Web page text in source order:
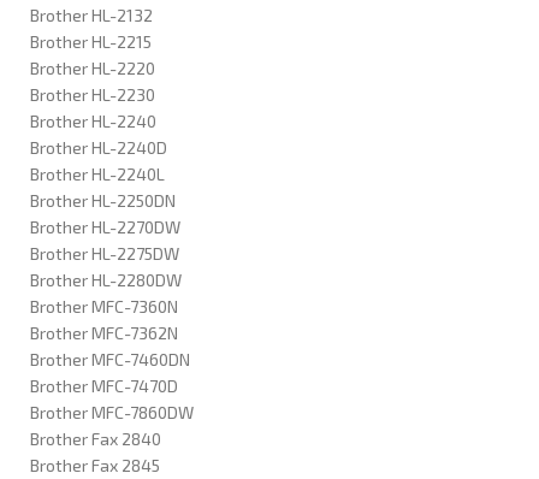
Brother HL-2132
Brother HL-2215
Brother HL-2220
Brother HL-2230
Brother HL-2240
Brother HL-2240D
Brother HL-2240L
Brother HL-2250DN
Brother HL-2270DW
Brother HL-2275DW
Brother HL-2280DW
Brother MFC-7360N
Brother MFC-7362N
Brother MFC-7460DN
Brother MFC-7470D
Brother MFC-7860DW
Brother Fax 2840
Brother Fax 2845